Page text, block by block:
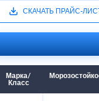
СКАЧАТЬ ПРАЙС-
Марка/
Класс